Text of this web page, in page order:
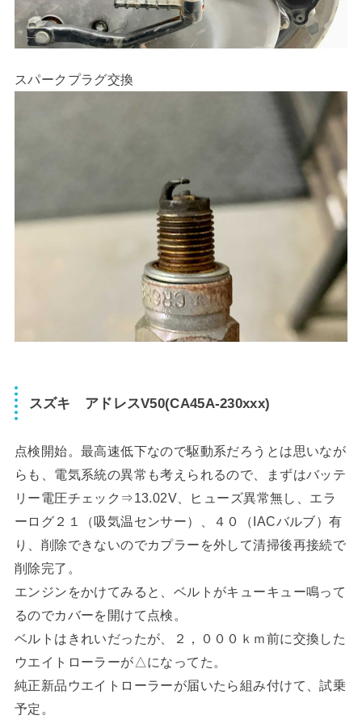
スパークプラグ交換
スズキ アドレスV50(CA45A-230xxx)
点検開始。最高速低下なので駆動系だろうとは思いなが
らも、電気系統の異常も考えられるので、まずはバッテ
リー電圧チェック⇒13.02V、ヒューズ異常無し、エラ
ーログ２１（吸気温センサー）、４０（IACバルブ）有
り、削除できないのでカプラーを外して清掃後再接続で
削除完了。
エンジンをかけてみると、ベルトがキューキュー鳴って
るのでカバーを開けて点検。
ベルトはきれいだったが、２，０００ｋｍ前に交換した
ウエイトローラーが△になってた。
純正新品ウエイトローラーが届いたら組み付けて、試乗
予定。